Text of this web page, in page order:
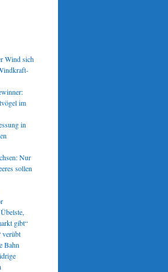
Wind sich
im
in
Nur
sollen
gibt“
verübt
Bahn